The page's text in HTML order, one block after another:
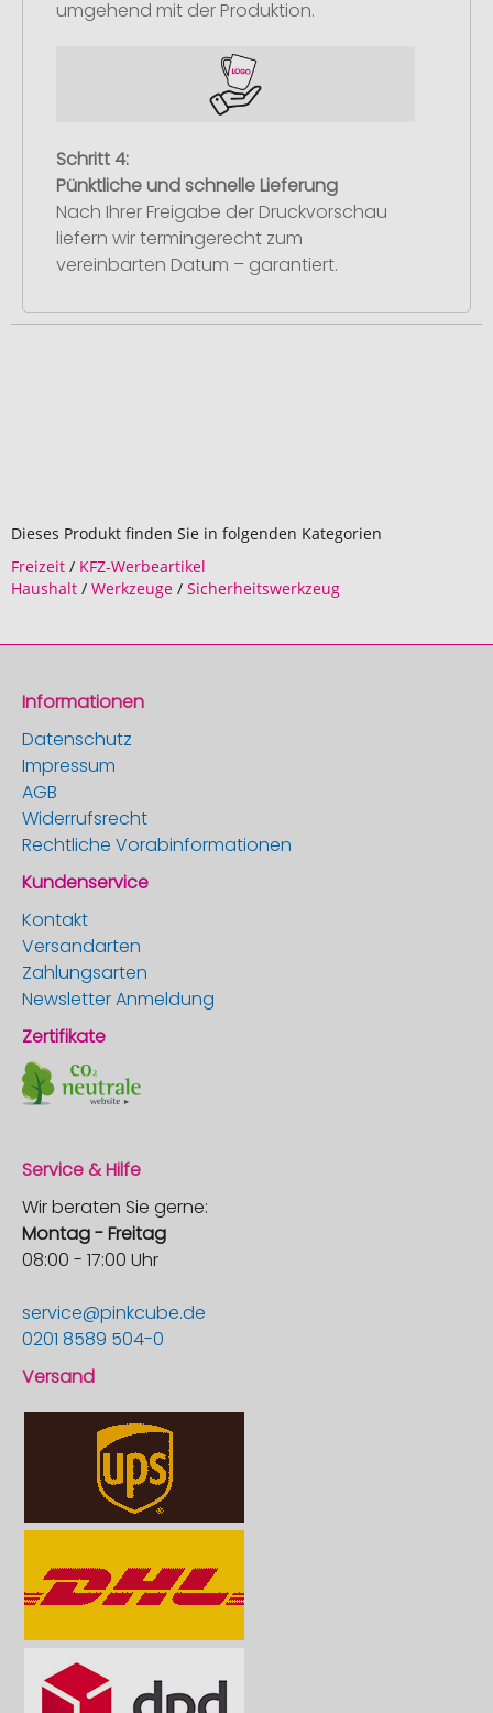
umgehend mit der Produktion.
Schritt 4:
Pünktliche und schnelle Lieferung
Nach Ihrer Freigabe der Druckvorschau
liefern wir termingerecht zum
vereinbarten Datum – garantiert.
Dieses Produkt finden Sie in folgenden Kategorien
Freizeit / KFZ-Werbeartikel
Haushalt / Werkzeuge / Sicherheitswerkzeug
Informationen
Datenschutz
Impressum
AGB
Widerrufsrecht
Rechtliche Vorabinformationen
Kundenservice
Kontakt
Versandarten
Zahlungsarten
Newsletter Anmeldung
Zertifikate
Service & Hilfe
Wir beraten Sie gerne:
Montag - Freitag
08:00 - 17:00 Uhr
service@pinkcube.de
0201 8589 504-0
Versand